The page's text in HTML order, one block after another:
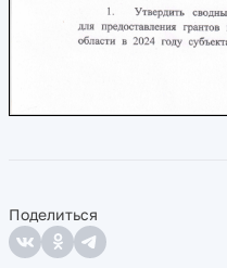
Поделиться